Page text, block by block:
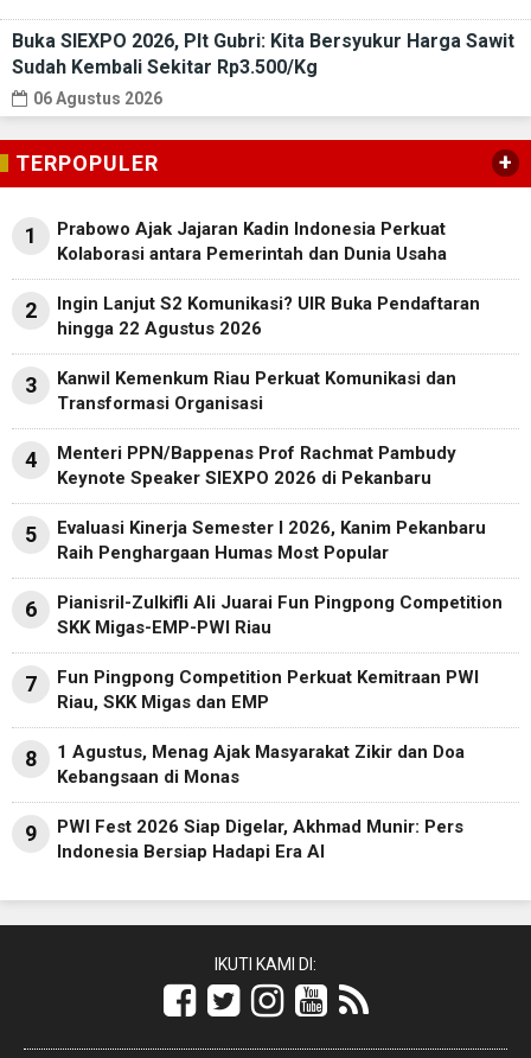
Buka SIEXPO 2026, Plt Gubri: Kita Bersyukur Harga Sawit
Sudah Kembali Sekitar Rp3.500/Kg
06 Agustus 2026
TERPOPULER +
1
Prabowo Ajak Jajaran Kadin Indonesia Perkuat
Kolaborasi antara Pemerintah dan Dunia Usaha
2
Ingin Lanjut S2 Komunikasi? UIR Buka Pendaftaran
hingga 22 Agustus 2026
3
Kanwil Kemenkum Riau Perkuat Komunikasi dan
Transformasi Organisasi
4
Menteri PPN/Bappenas Prof Rachmat Pambudy
Keynote Speaker SIEXPO 2026 di Pekanbaru
5
Evaluasi Kinerja Semester I 2026, Kanim Pekanbaru
Raih Penghargaan Humas Most Popular
6
Pianisril-Zulkifli Ali Juarai Fun Pingpong Competition
SKK Migas-EMP-PWI Riau
7
Fun Pingpong Competition Perkuat Kemitraan PWI
Riau, SKK Migas dan EMP
8
1 Agustus, Menag Ajak Masyarakat Zikir dan Doa
Kebangsaan di Monas
9
PWI Fest 2026 Siap Digelar, Akhmad Munir: Pers
Indonesia Bersiap Hadapi Era AI
IKUTI KAMI DI: